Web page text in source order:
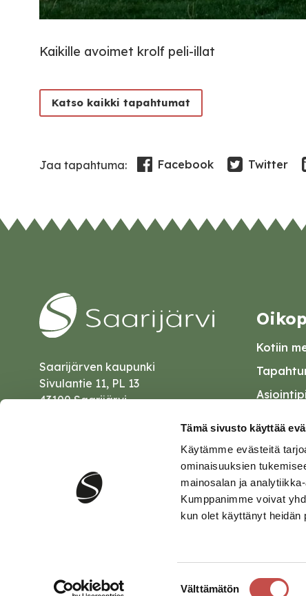
Tämä sivusto käyttää
Käytämme evästeitä
ominaisuuksien
mainosalan ja
Kumppanimme voivat
kun olet käyttänyt heidän
Välttämätön
Kaikille avoimet krolf peli-illat
Katso kaikki tapahtumat
Jaa tapahtuma: Facebook Twitter
Saarijärven kaupunki
Sivulantie 11, PL 13
43100 Saarijärvi
Kotiin